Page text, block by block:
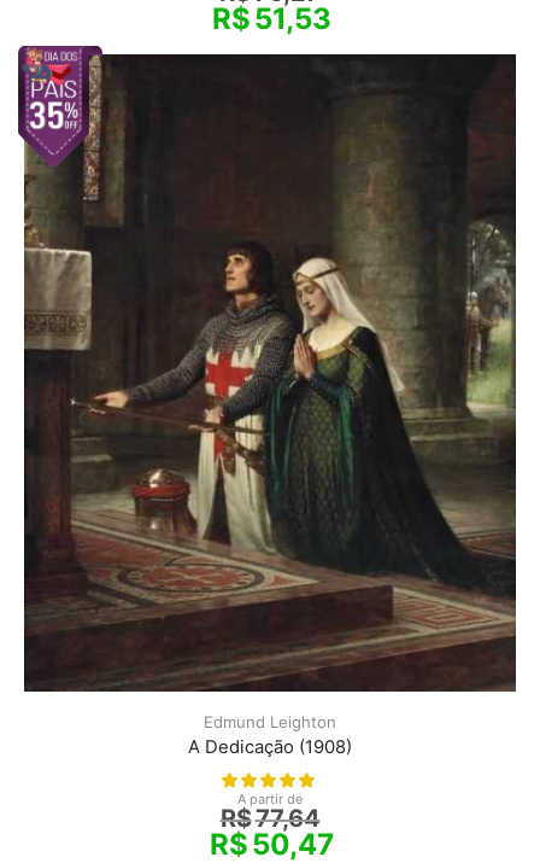
R$51,53
Edmund Leighton
A Dedicação (1908)
A partir de
R$77,64
R$50,47